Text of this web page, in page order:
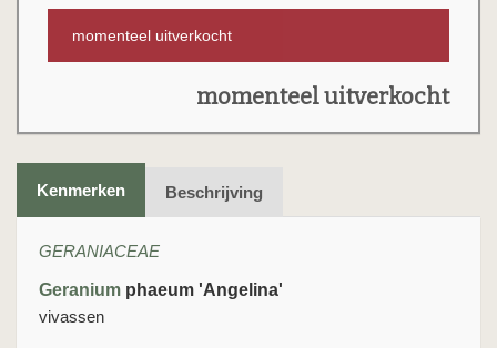
momenteel uitverkocht
momenteel uitverkocht
Kenmerken Beschrijving
GERANIACEAE
Geranium phaeum 'Angelina'
vivassen